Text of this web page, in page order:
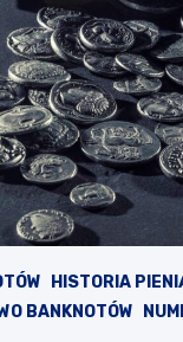
HISTORIA
BANKNOTÓW